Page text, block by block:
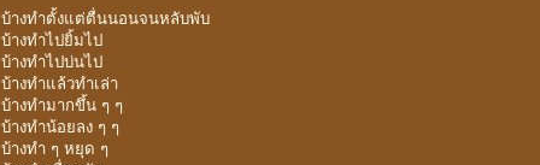
บ้างทำตั้งแต่ตื่นนอนจนหลับพับ
บ้างทำไปยิ้มไป
บ้างทำไปบ่นไป
บ้างทำแล้วทำเล่า
บ้างทำมากขึ้น ๆ ๆ
บ้างทำน้อยลง ๆ ๆ
บ้างทำ ๆ หยุด ๆ